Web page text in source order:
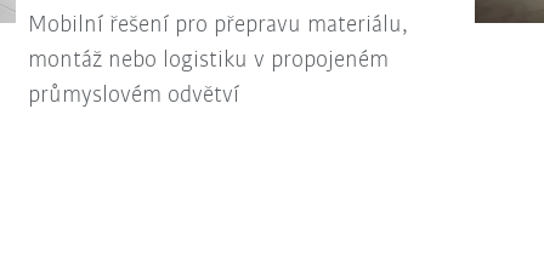
Mobilní řešení pro přepravu materiálu,
montáž nebo logistiku v propojeném
průmyslovém odvětví